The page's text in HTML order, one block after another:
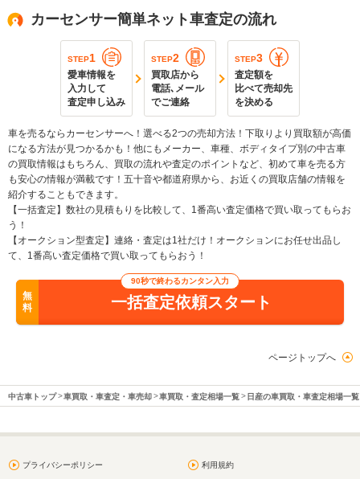
カーセンサー簡単ネット車査定の流れ
STEP1
愛車情報を
入力して
査定申し込み
STEP2
買取店から
電話､メール
でご連絡
STEP3
査定額を
比べて売却先
を決める
車を売るならカーセンサーへ！選べる2つの売却方法！下取りより買取額が高価
になる方法が見つかるかも！他にもメーカー、車種、ボディタイプ別の中古車
の買取情報はもちろん、買取の流れや査定のポイントなど、初めて車を売る方
も安心の情報が満載です！五十音や都道府県から、お近くの買取店舗の情報を
紹介することもできます。
【一括査定】数社の見積もりを比較して、1番高い査定価格で買い取ってもらお
う！
【オークション型査定】連絡・査定は1社だけ！オークションにお任せ出品し
て、1番高い査定価格で買い取ってもらおう！
無
料
90秒で終わるカンタン入力
一括査定依頼スタート
ページトップへ
中古車トップ 車買取・車査定・車売却 車買取・査定相場一覧 日産の車買取・車査定相場一覧
プライバシーポリシー 利用規約